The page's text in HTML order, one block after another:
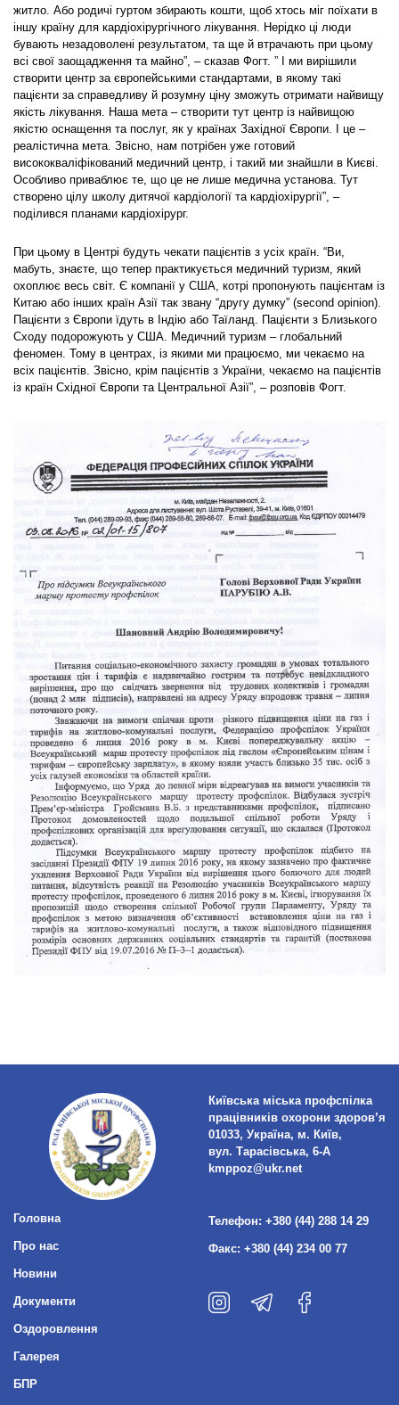
житло. Або родичі гуртом збирають кошти, щоб хтось міг поїхати в
іншу країну для кардіохірургічного лікування. Нерідко ці люди
бувають незадоволені результатом, та ще й втрачають при цьому
всі свої заощадження та майно”, – сказав Фогт. ” І ми вирішили
створити центр за європейськими стандартами, в якому такі
пацієнти за справедливу й розумну ціну зможуть отримати найвищу
якість лікування. Наша мета – створити тут центр із найвищою
якістю оснащення та послуг, як у країнах Західної Європи. І це –
реалістична мета. Звісно, нам потрібен уже готовий
висококваліфікований медичний центр, і такий ми знайшли в Києві.
Особливо приваблює те, що це не лише медична установа. Тут
створено цілу школу дитячої кардіології та кардіохірургії”, –
поділився планами кардіохірург.
При цьому в Центрі будуть чекати пацієнтів з усіх країн. “Ви,
мабуть, знаєте, що тепер практикується медичний туризм, який
охоплює весь світ. Є компанії у США, котрі пропонують пацієнтам із
Китаю або інших країн Азії так звану “другу думку” (second opinion).
Пацієнти з Європи їдуть в Індію або Таїланд. Пацієнти з Близького
Сходу подорожують у США. Медичний туризм – глобальний
феномен. Тому в центрах, із якими ми працюємо, ми чекаємо на
всіх пацієнтів. Звісно, крім пацієнтів з України, чекаємо на пацієнтів
із країн Східної Європи та Центральної Азії”, – розповів Фогт.
Головна
Про нас
Новини
Документи
Оздоровлення
Галерея
БПР
Київська міська профспілка
працівників охорони здоров’я
01033, Україна, м. Київ,
вул. Тарасівська, 6-А
kmppoz@ukr.net
Телефон: +380 (44) 288 14 29
Факс: +380 (44) 234 00 77